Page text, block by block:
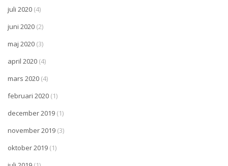
juli 2020 (4)
juni 2020 (2)
maj 2020 (3)
april 2020 (4)
mars 2020 (4)
februari 2020 (1)
december 2019 (1)
november 2019 (3)
oktober 2019 (1)